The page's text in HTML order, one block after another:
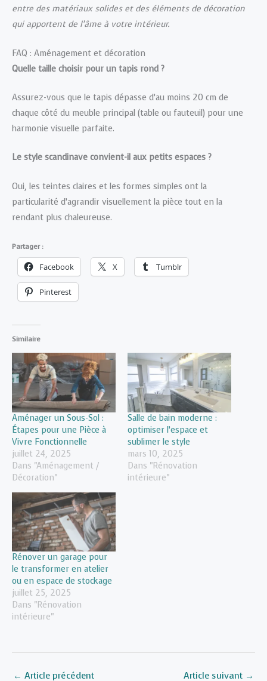
entre des matériaux solides et des éléments de décoration
qui apportent de l’âme à votre intérieur.
FAQ : Aménagement et décoration
Quelle taille choisir pour un tapis rond ?
Assurez-vous que le tapis dépasse d’au moins 20 cm de
chaque côté du meuble principal (table ou fauteuil) pour une
harmonie visuelle parfaite.
Le style scandinave convient-il aux petits espaces ?
Oui, les teintes claires et les formes simples ont la
particularité d’agrandir visuellement la pièce tout en la
rendant plus chaleureuse.
Partager :
Facebook X Tumblr
Pinterest
Similaire
Aménager un Sous-Sol :
Étapes pour une Pièce à
Vivre Fonctionnelle
juillet 24, 2025
Dans "Aménagement /
Décoration"
Salle de bain moderne :
optimiser l’espace et
sublimer le style
mars 10, 2025
Dans "Rénovation
intérieure"
Rénover un garage pour
le transformer en atelier
ou en espace de stockage
juillet 25, 2025
Dans "Rénovation
intérieure"
← Article précédent Article suivant →